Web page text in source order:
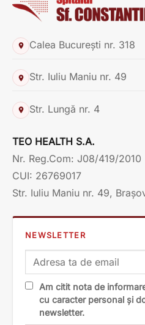
Calea București nr. 318
Str. Iuliu Maniu nr. 49
Str. Lungă nr. 4
TEO HEALTH S.A.
Nr. Reg.Com: J08/419/2010
CUI: 26769017
Str. Iuliu Maniu nr. 49,
NEWSLETTER
Am citit nota de
cu caracter personal și
newsletter.